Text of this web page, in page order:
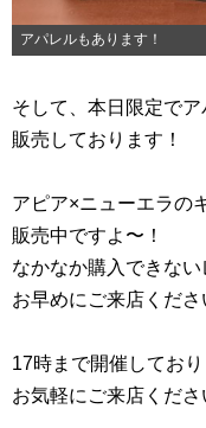
アパレルもあります！
そして、本日限定でア
販売しております！
アピア×ニューエラの
販売中ですよ〜！
なかなか購入できない
お早めにご来店くださ
17時まで開催しており
お気軽にご来店くださ